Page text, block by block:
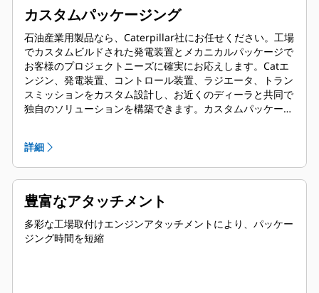
カスタムパッケージング
石油産業用製品なら、Caterpillar社にお任せください。工場
でカスタムビルドされた発電装置とメカニカルパッケージで
お客様のプロジェクトニーズに確実にお応えします。Catエ
ンジン、発電装置、コントロール装置、ラジエータ、トラン
スミッションをカスタム設計し、お近くのディーラと共同で
独自のソリューションを構築できます。カスタムパッケージ
詳細
豊富なアタッチメント
多彩な工場取付けエンジンアタッチメントにより、パッケー
ジング時間を短縮